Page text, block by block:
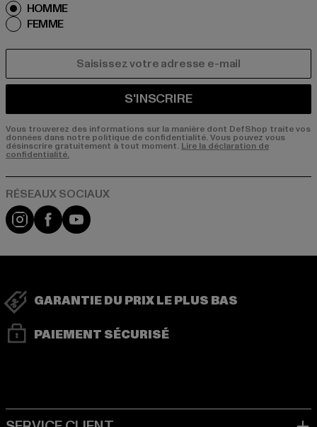
HOMME
FEMME
S'INSCRIRE
Vous trouverez des informations sur la manière dont DefShop traite vos
données dans notre politique de confidentialité. Vous pouvez vous
désinscrire gratuitement à tout moment. Lire la déclaration de
confidentialité.
Visit our Instagram page:
Visit our Facebook page:
Visit our YouTube channel:
GARANTIE DU PRIX LE PLUS BAS
PAIEMENT SÉCURISÉ